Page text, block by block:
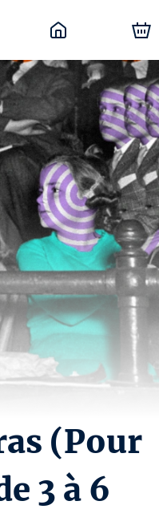
(Pour
3 à 6